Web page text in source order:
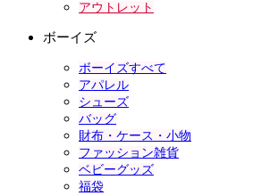
アウトレット
ボーイズ
ボーイズすべて
アパレル
シューズ
バッグ
財布・ケース・小物
ファッション雑貨
ベビーグッズ
福袋